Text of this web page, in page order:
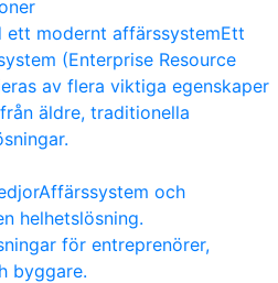
ett modernt affärssystemEtt
(Enterprise Resource
av flera viktiga egenskaper
äldre, traditionella
Affärssystem och
helhetslösning.
för entreprenörer,
byggare.